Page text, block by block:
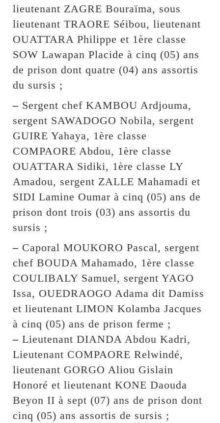
lieutenant ZAGRE Bouraïma, sous
lieutenant TRAORE Séibou, lieutenant
OUATTARA Philippe et 1ère classe
SOW Lawapan Placide à cinq (05) ans
de prison dont quatre (04) ans assortis
du sursis ;
– Sergent chef KAMBOU Ardjouma,
sergent SAWADOGO Nobila, sergent
GUIRE Yahaya, 1ère classe
COMPAORE Abdou, 1ère classe
OUATTARA Sidiki, 1ère classe LY
Amadou, sergent ZALLE Mahamadi et
SIDI Lamine Oumar à cinq (05) ans de
prison dont trois (03) ans assortis du
sursis ;
– Caporal MOUKORO Pascal, sergent
chef BOUDA Mahamado, 1ère classe
COULIBALY Samuel, sergent YAGO
Issa, OUEDRAOGO Adama dit Damiss
et lieutenant LIMON Kolamba Jacques
à cinq (05) ans de prison ferme ;
– Lieutenant DIANDA Abdou Kadri,
Lieutenant COMPAORE Relwindé,
lieutenant GORGO Aliou Gislain
Honoré et lieutenant KONE Daouda
Beyon II à sept (07) ans de prison dont
cinq (05) ans assortis de sursis ;